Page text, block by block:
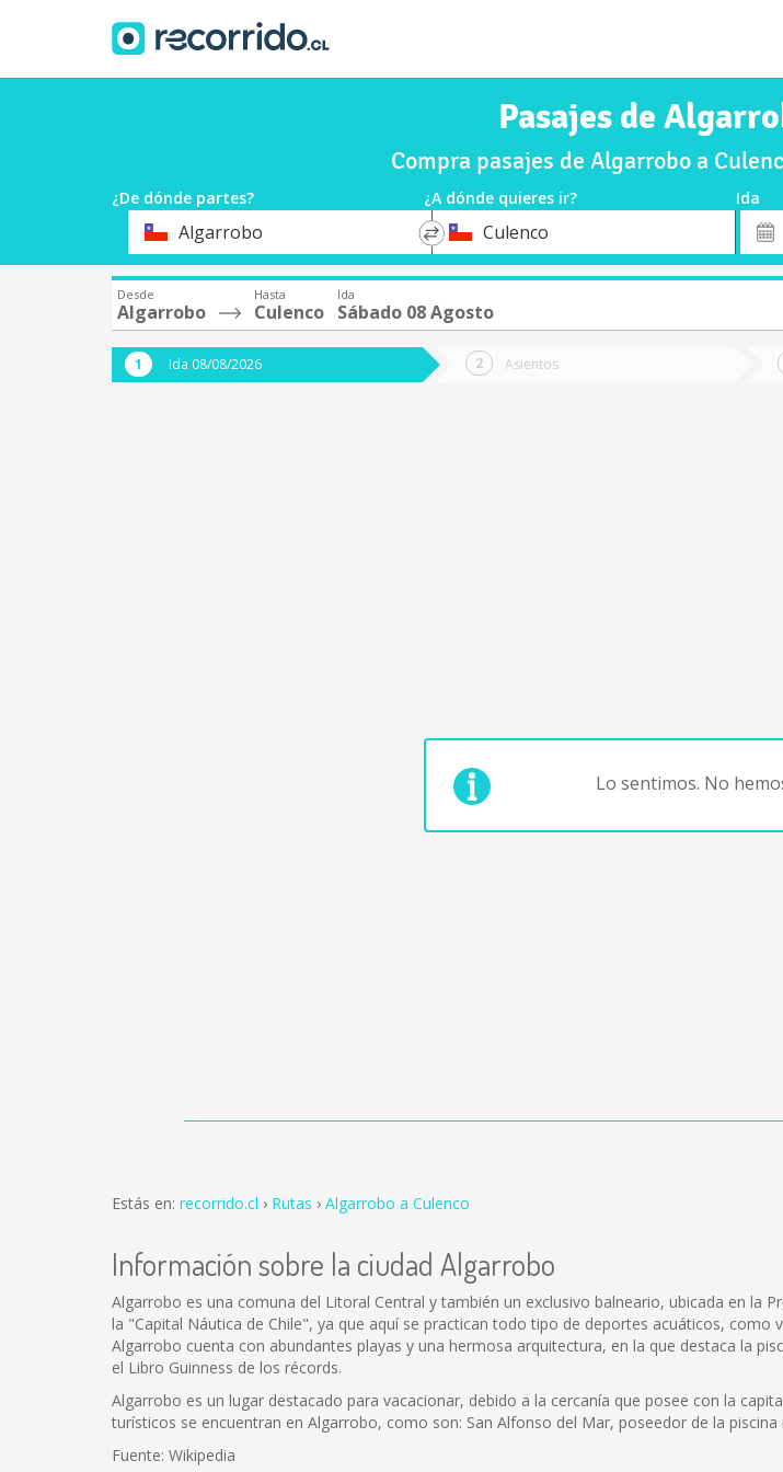
Pasajes de
Compra pasajes de Algarrobo a
¿De dónde partes? ¿A dónde quieres ir? Ida
OrigenAlgarrobo
*
DestinoCulenco
Fecha
de
Desde
Algarrobo
Hasta
Culenco
Ida
Sábado 08 Agosto
Ida 08/08/2026 Asientos
Lo sentimos. No
Estás en: recorrido.cl Rutas Algarrobo a Culenco
Información sobre la ciudad Algarrobo
Algarrobo es una comuna del Litoral Central y también un exclusivo balneario, ubicada en la
la "Capital Náutica de Chile", ya que aquí se practican todo tipo de deportes acuáticos,
Algarrobo cuenta con abundantes playas y una hermosa arquitectura, en la que destaca la
el Libro Guinness de los récords.
Algarrobo es un lugar destacado para vacacionar, debido a la cercanía que posee con la
turísticos se encuentran en Algarrobo, como son: San Alfonso del Mar, poseedor de la
Fuente: Wikipedia